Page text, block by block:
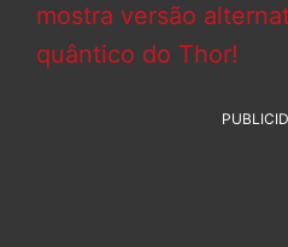
mostra versão
quântico do Thor!